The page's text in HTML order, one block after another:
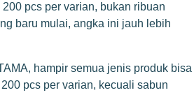
pcs per varian, bukan ribuan
baru mulai, angka ini jauh lebih
hampir semua jenis produk bisa
pcs per varian, kecuali sabun